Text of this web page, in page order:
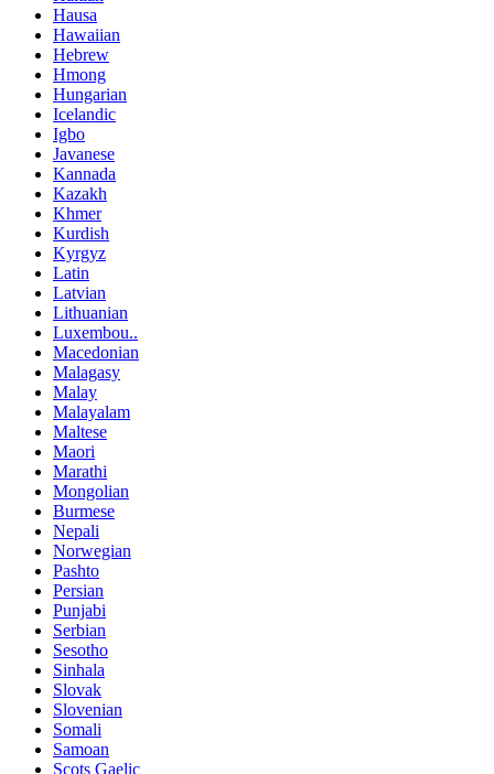
Hausa
Hawaiian
Hebrew
Hmong
Hungarian
Icelandic
Igbo
Javanese
Kannada
Kazakh
Khmer
Kurdish
Kyrgyz
Latin
Latvian
Lithuanian
Luxembou..
Macedonian
Malagasy
Malay
Malayalam
Maltese
Maori
Marathi
Mongolian
Burmese
Nepali
Norwegian
Pashto
Persian
Punjabi
Serbian
Sesotho
Sinhala
Slovak
Slovenian
Somali
Samoan
Scots Gaelic